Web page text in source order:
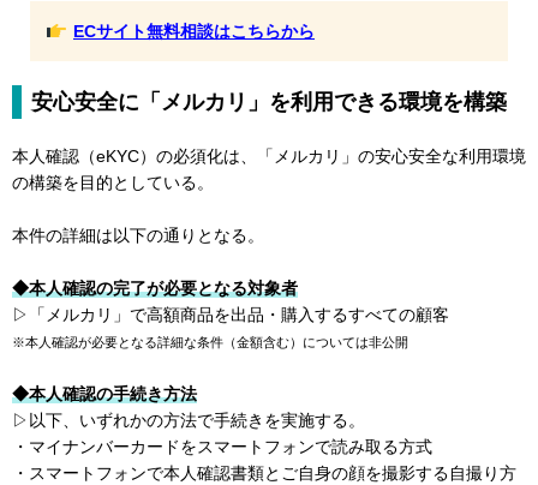
ECサイト無料相談はこちらから
安心安全に「メルカリ」を利用できる環境を構築
本人確認（eKYC）の必須化は、「メルカリ」の安心安全な利用環境
の構築を目的としている。
本件の詳細は以下の通りとなる。
◆本人確認の完了が必要となる対象者
▷「メルカリ」で高額商品を出品・購入するすべての顧客
※本人確認が必要となる詳細な条件（金額含む）については非公開
◆本人確認の手続き方法
▷以下、いずれかの方法で手続きを実施する。
・マイナンバーカードをスマートフォンで読み取る方式
・スマートフォンで本人確認書類とご自身の顔を撮影する自撮り方